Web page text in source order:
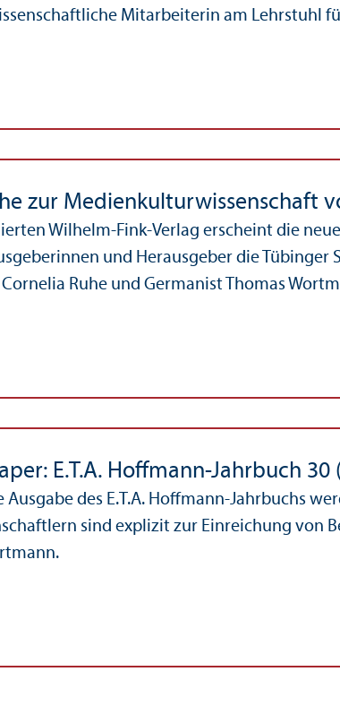
Mitarbeiterin am Lehr­stuhl
zur Medienkultur­wissenschaft
Wilhelm-Fink-Verlag erscheint die
und Herausgeber die
Ruhe und Germanist Thomas
E.T.A. Hoffmann-Jahrbuch 30
Ausgabe des E.T.A. Hoffmann-Jahrbuchs
sind explizit zur Einreichung von